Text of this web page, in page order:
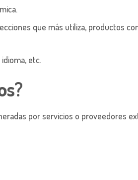
que más utiliza, productos
etc.
por servicios o proveedores